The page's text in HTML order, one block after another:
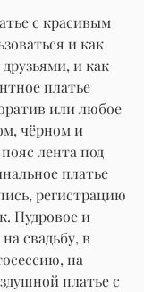
с красивым
и как
и как
платье
или любое
чёрном и
лента под
платье
регистрацию
Пудровое и
свадьбу, в
на
платье с